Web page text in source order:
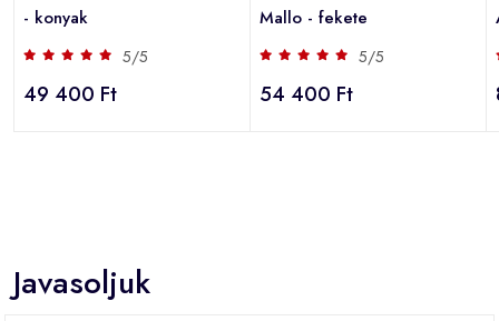
- konyak
5/5
49 400 Ft
Mallo - fekete
5/5
54 400 Ft
Javasoljuk